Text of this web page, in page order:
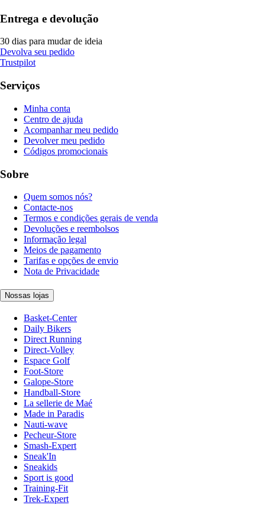
Entrega e devolução
30 dias para mudar de ideia
Devolva seu pedido
Trustpilot
Serviços
Minha conta
Centro de ajuda
Acompanhar meu pedido
Devolver meu pedido
Códigos promocionais
Sobre
Quem somos nós?
Contacte-nos
Termos e condições gerais de venda
Devoluções e reembolsos
Informação legal
Meios de pagamento
Tarifas e opções de envio
Nota de Privacidade
Nossas lojas
Basket-Center
Daily Bikers
Direct Running
Direct-Volley
Espace Golf
Foot-Store
Galope-Store
Handball-Store
La sellerie de Maé
Made in Paradis
Nauti-wave
Pecheur-Store
Smash-Expert
Sneak'In
Sneakids
Sport is good
Training-Fit
Trek-Expert